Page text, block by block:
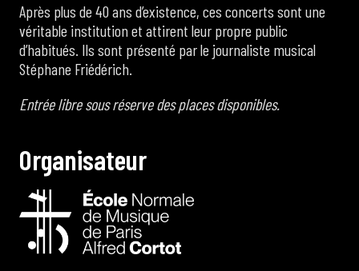
Après plus de 40 ans d’existence, ces concerts sont une
véritable institution et attirent leur propre public
d’habitués. Ils sont présenté par le journaliste musical
Stéphane Friédérich.
Entrée libre sous réserve des places disponibles.
Organisateur